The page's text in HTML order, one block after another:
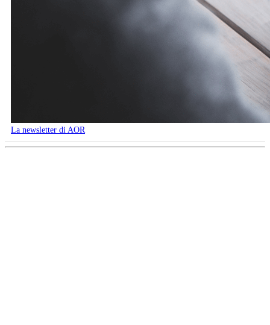
La newsletter di AOR